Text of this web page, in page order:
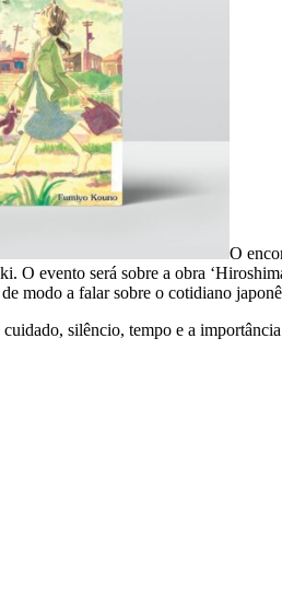
O
O evento será sobre a obra
modo a falar sobre o cotidiano
silêncio, tempo e a